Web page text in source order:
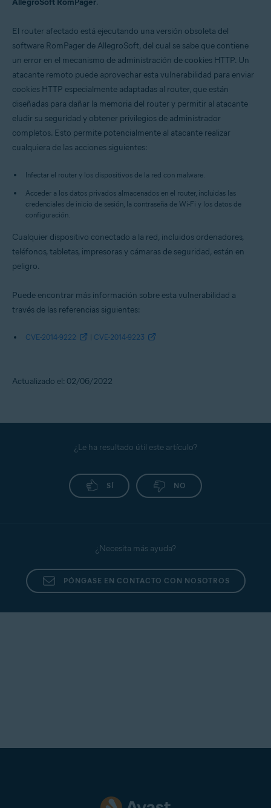
AllegroSoft RomPager.
El router afectado está ejecutando una versión obsoleta del
software RomPager de AllegroSoft, del cual se sabe que contiene
un error en el mecanismo de administración de cookies HTTP. Un
atacante remoto puede aprovechar esta vulnerabilidad para enviar
cookies HTTP especialmente adaptadas al router, que están
diseñadas para dañar la memoria del router y permitir al atacante
eludir su seguridad y obtener privilegios de administrador
completos. Esto permite potencialmente al atacante realizar
cualquiera de las acciones siguientes:
Infectar el router y los dispositivos de la red con malware.
Acceder a los datos privados almacenados en el router, incluidas las
credenciales de inicio de sesión, la contraseña de Wi-Fi y los datos de
configuración.
Cualquier dispositivo conectado a la red, incluidos ordenadores,
teléfonos, tabletas, impresoras y cámaras de seguridad, están en
peligro.
Puede encontrar más información sobre esta vulnerabilidad a
través de las referencias siguientes:
CVE-2014-9222 | CVE-2014-9223
Actualizado el: 02/06/2022
¿Le ha resultado útil este artículo?
SÍ NO
¿Necesita más ayuda?
PÓNGASE EN CONTACTO CON NOSOTROS